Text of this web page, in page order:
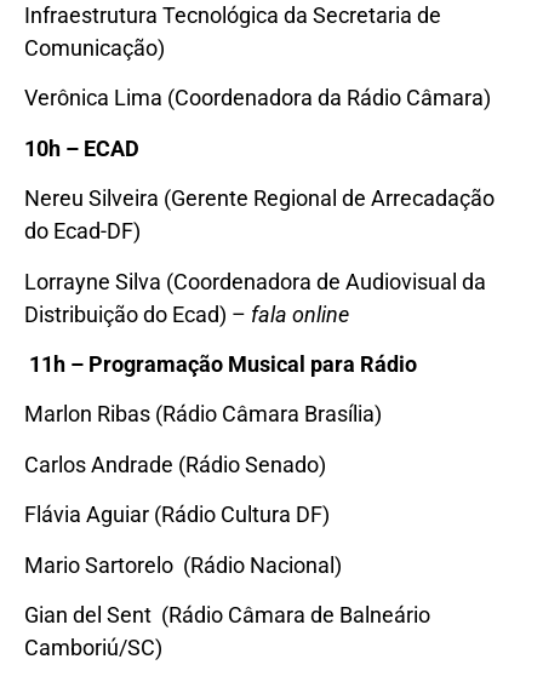
Infraestrutura Tecnológica da Secretaria de
Comunicação)
Verônica Lima (Coordenadora da Rádio Câmara)
10h – ECAD
Nereu Silveira (Gerente Regional de Arrecadação
do Ecad-DF)
Lorrayne Silva (Coordenadora de Audiovisual da
Distribuição do Ecad) – fala online
11h – Programação Musical para Rádio
Marlon Ribas (Rádio Câmara Brasília)
Carlos Andrade (Rádio Senado)
Flávia Aguiar (Rádio Cultura DF)
Mario Sartorelo (Rádio Nacional)
Gian del Sent (Rádio Câmara de Balneário
Camboriú/SC)